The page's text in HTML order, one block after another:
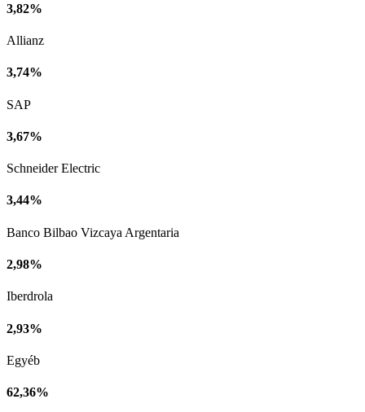
3,82%
Allianz
3,74%
SAP
3,67%
Schneider Electric
3,44%
Banco Bilbao Vizcaya Argentaria
2,98%
Iberdrola
2,93%
Egyéb
62,36%